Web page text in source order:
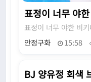
표정이 너무 야
표정이 너무 야한 비
안정구화
15:58
BJ 양유정 회색